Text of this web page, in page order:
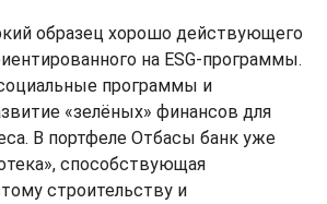
образец хорошо действующего
на ESG-программы.
программы и
«зелёных» финансов для
В портфеле Отбасы банк уже
способствующая
строительству и